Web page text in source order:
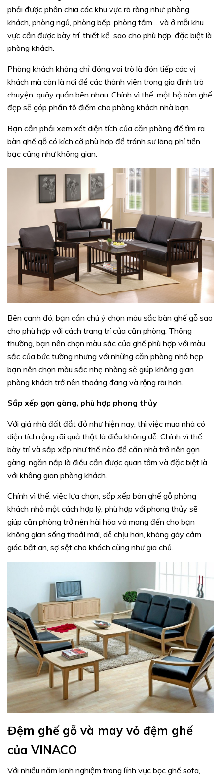
phải được phân chia các khu vực rõ ràng như: phòng
khách, phòng ngủ, phòng bếp, phòng tắm… và ở mỗi khu
vực cần được bày trí, thiết kế sao cho phù hợp, đặc biệt là
phòng khách.
Phòng khách không chỉ đóng vai trò là đón tiếp các vị
khách mà còn là nơi để các thành viên trong gia đình trò
chuyện, quây quần bên nhau. Chính vì thế, một bộ bàn ghế
đẹp sẽ góp phần tô điểm cho phòng khách nhà bạn.
Bạn cần phải xem xét diện tích của căn phòng để tìm ra
bàn ghế gỗ có kích cỡ phù hợp để tránh sự lãng phí tiền
bạc cũng như không gian.
Bên canh đó, bạn cần chú ý chọn màu sắc bàn ghế gỗ sao
cho phù hợp với cách trang trí của căn phòng. Thông
thường, bạn nên chọn màu sắc của ghế phù hợp với màu
sắc của bức tường nhưng với những căn phòng nhỏ hẹp,
bạn nên chọn màu sắc nhẹ nhàng sẽ giúp không gian
phòng khách trở nên thoáng đãng và rộng rãi hơn.
Sắp xếp gọn gàng, phù hợp phong thủy
Với giá nhà đất đắt đỏ như hiện nay, thì việc mua nhà có
diện tích rộng rãi quả thật là điều không dễ. Chính vì thế,
bày trí và sắp xếp như thế nào để căn nhà trở nên gọn
gàng, ngăn nắp là điều cần được quan tâm và đặc biệt là
với không gian phòng khách.
Chính vì thế, việc lựa chọn, sắp xếp bàn ghế gỗ phòng
khách nhỏ một cách hợp lý, phù hợp với phong thủy sẽ
giúp căn phòng trở nên hài hòa và mang đến cho bạn
không gian sống thoải mái, dễ chịu hơn, không gây cảm
giác bất an, sợ sệt cho khách cũng như gia chủ.
Đệm ghế gỗ và may vỏ đệm ghế
của VINACO
Với nhiều năm kinh nghiệm trong lĩnh vực bọc ghế sofa,